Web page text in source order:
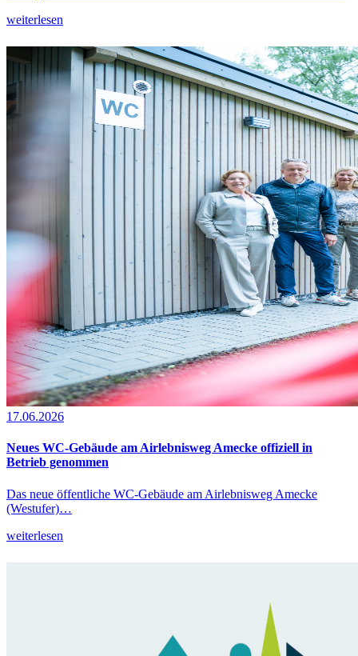
weiterlesen
17.06.2026
Neues WC-Gebäude am Airlebnisweg Amecke offiziell in
Betrieb genommen
Das neue öffentliche WC-Gebäude am Airlebnisweg Amecke
(Westufer)…
weiterlesen